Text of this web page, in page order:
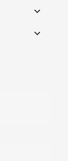

